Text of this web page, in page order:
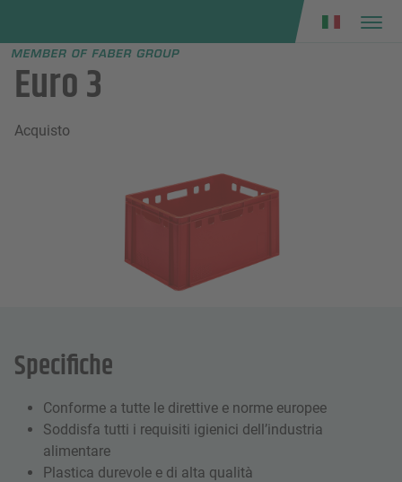
menu
Euro 3
Acquisto
Specifiche
Conforme a tutte le direttive e norme europee
Soddisfa tutti i requisiti igienici dell’industria
alimentare
Plastica durevole e di alta qualità